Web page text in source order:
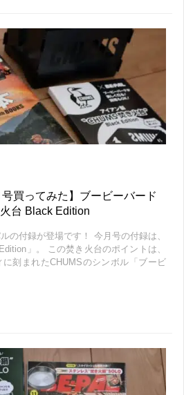
号買ってみた】ブービーバード
台 Black Edition
の付録が登場です！ 今月号の付録は、
」。 この焚き火台のポイントは、
刻まれたCHUMSのシンボル「ブービ